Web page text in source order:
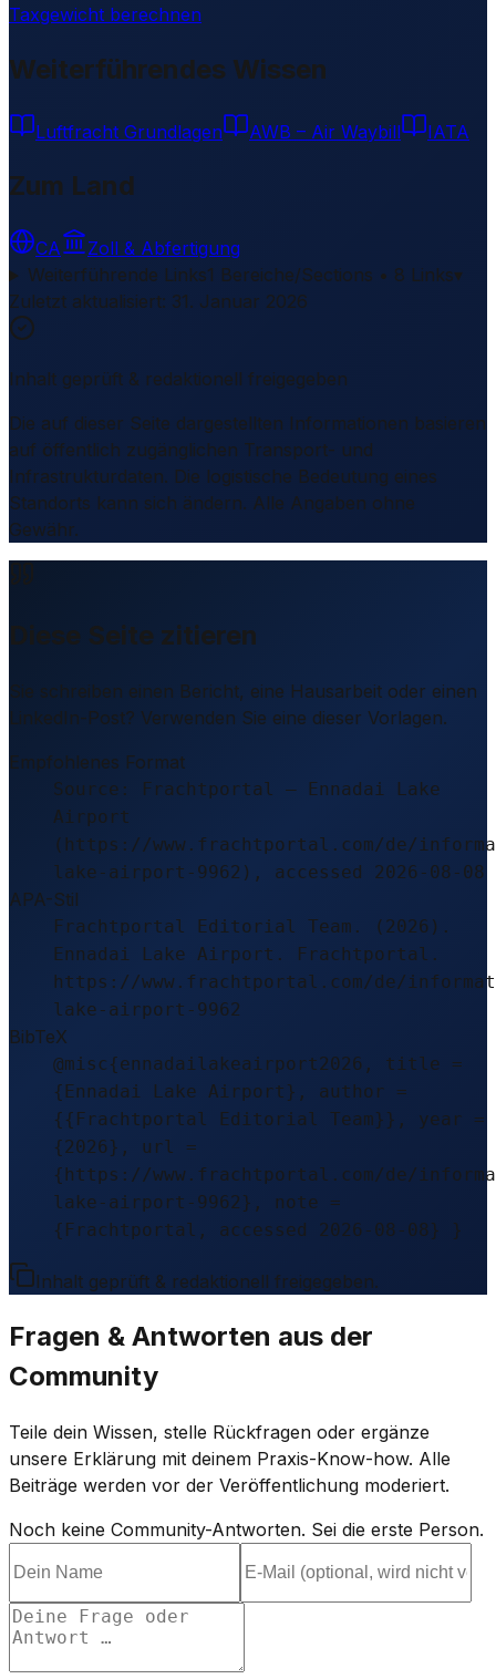
Taxgewicht berechnen
Weiterführendes Wissen
Luftfracht Grundlagen AWB – Air Waybill IATA
Zum Land
CA
Zoll & Abfertigung
Weiterführende Links1 Bereiche/Sections • 8 Links▾
Zuletzt aktualisiert: 31. Januar 2026
Inhalt geprüft & redaktionell freigegeben
Die auf dieser Seite dargestellten Informationen basieren
auf öffentlich zugänglichen Transport- und
Infrastrukturdaten. Die logistische Bedeutung eines
Standorts kann sich ändern. Alle Angaben ohne
Gewähr.
Diese Seite zitieren
Sie schreiben einen Bericht, eine Hausarbeit oder einen
LinkedIn-Post? Verwenden Sie eine dieser Vorlagen.
Empfohlenes Format
Source: Frachtportal – Ennadai Lake
Airport
(https://www.frachtportal.com/de/
lake-airport-9962), accessed 2026-08-08
APA-Stil
Frachtportal Editorial Team. (2026).
Ennadai Lake Airport. Frachtportal.
https://www.frachtportal.com/de/
lake-airport-9962
BibTeX
@misc{ennadailakeairport2026, title =
{Ennadai Lake Airport}, author =
{{Frachtportal Editorial Team}}, year =
{2026}, url =
{https://www.frachtportal.com/de/
lake-airport-9962}, note =
{Frachtportal, accessed 2026-08-08} }
Inhalt geprüft & redaktionell freigegeben.
Fragen & Antworten aus der
Community
Teile dein Wissen, stelle Rückfragen oder ergänze
unsere Erklärung mit deinem Praxis-Know-how. Alle
Beiträge werden vor der Veröffentlichung moderiert.
Noch keine Community-Antworten. Sei die erste Person.